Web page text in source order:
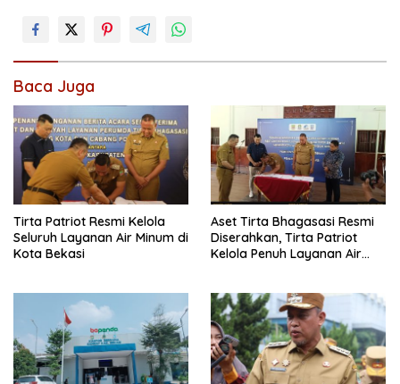
Baca Juga
Tirta Patriot Resmi Kelola
Seluruh Layanan Air Minum di
Kota Bekasi
Aset Tirta Bhagasasi Resmi
Diserahkan, Tirta Patriot
Kelola Penuh Layanan Air